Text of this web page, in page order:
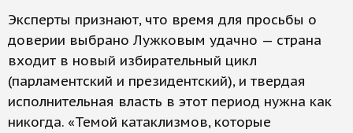
Эксперты признают, что время для просьбы о
доверии выбрано Лужковым удачно — страна
входит в новый избирательный цикл
(парламентский и президентский), и твердая
исполнительная власть в этот период нужна как
никогда. «Темой катаклизмов, которые